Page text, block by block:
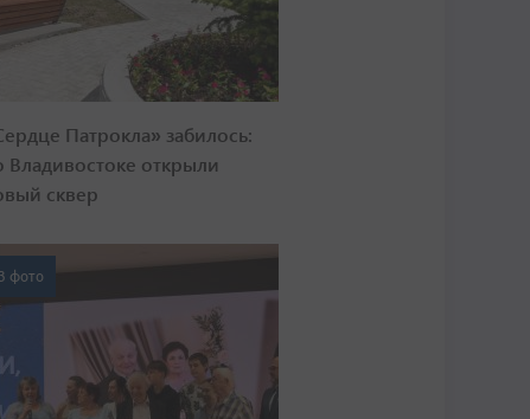
Патрокла» забилось:
Владивостоке открыли
сквер
фото